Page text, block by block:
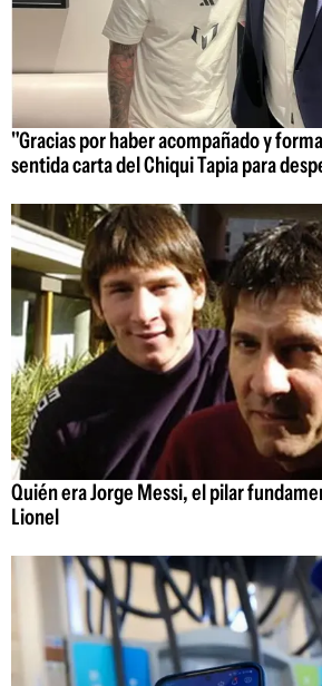
"Gracias por haber acompañado y
sentida carta del Chiqui Tapia para
Quién era Jorge Messi, el pilar
Lionel